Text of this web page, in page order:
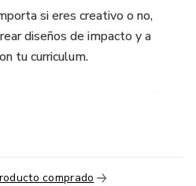
si eres creativo o no,
diseños de impacto y a
tu curriculum.
comprado